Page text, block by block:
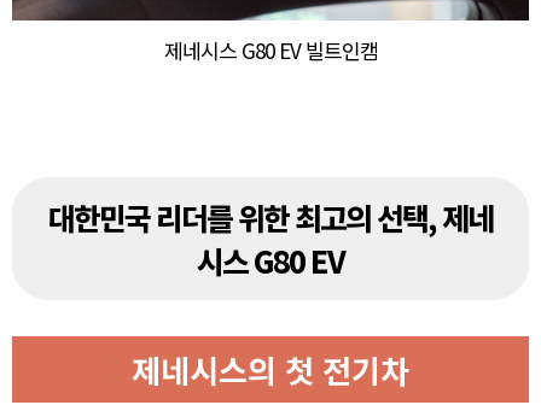
제네시스 G80 EV 빌트인캠
대한민국 리더를 위한 최고의 선택, 제네
시스 G80 EV
제네시스의 첫 전기차